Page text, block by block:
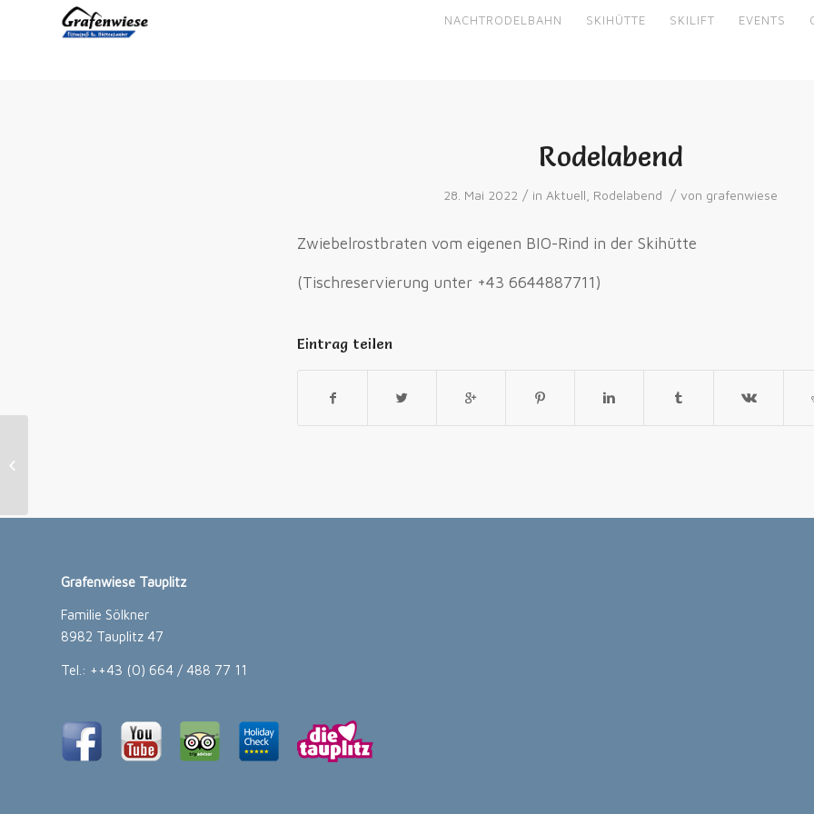
NACHTRODELBAHN SKIHÜTTE SKILIFT EVENTS
Rodelabend
28. Mai 2022 / in Aktuell Rodelabend / von grafenwiese
Zwiebelrostbraten vom eigenen BIO-Rind in der Skihütte
(Tischreservierung unter +43 6644887711)
Eintrag teilen
Grafenwiese Tauplitz
Familie Sölkner
8982 Tauplitz 47
Tel.: ++43 (0) 664 / 488 77 11